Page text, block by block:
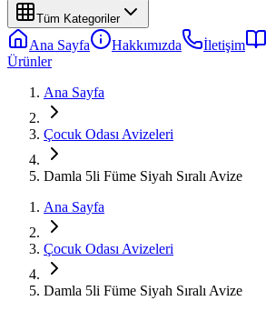
Tüm Kategoriler
Ana Sayfa Hakkımızda İletişim
Ürünler
Ana Sayfa
Çocuk Odası Avizeleri
Damla 5li Füme Siyah Sıralı Avize
Ana Sayfa
Çocuk Odası Avizeleri
Damla 5li Füme Siyah Sıralı Avize